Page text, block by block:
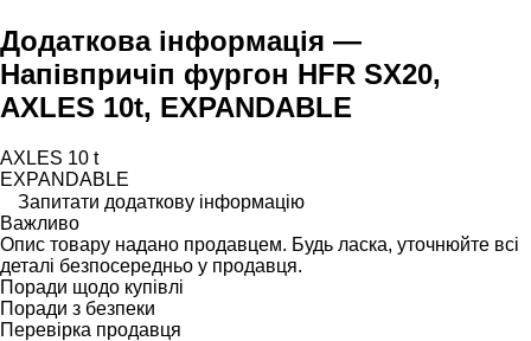
Додаткова інформація —
Напівпричіп фургон HFR SX20,
AXLES 10t, EXPANDABLE
AXLES 10 t
EXPANDABLE
Запитати додаткову інформацію
Важливо
Опис товару надано продавцем. Будь ласка, уточнюйте всі
деталі безпосередньо у продавця.
Поради щодо купівлі
Поради з безпеки
Перевірка продавця